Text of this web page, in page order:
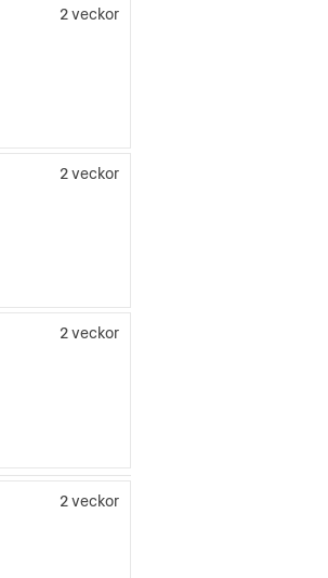
2 veckor
2 veckor
2 veckor
2 veckor